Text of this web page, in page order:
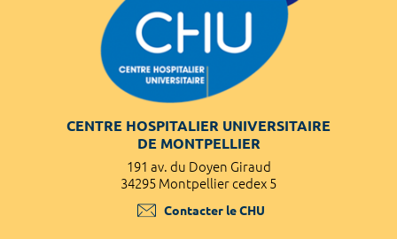
CENTRE HOSPITALIER UNIVERSITAIRE
DE MONTPELLIER
191 av. du Doyen Giraud
34295 Montpellier cedex 5
Contacter le CHU